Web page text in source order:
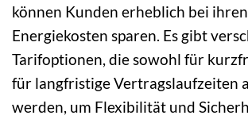
können Kunden erheblich bei ihren
Energiekosten sparen. Es gibt
Tarifoptionen, die sowohl für
für langfristige Vertragslaufzeiten
werden, um Flexibilität und